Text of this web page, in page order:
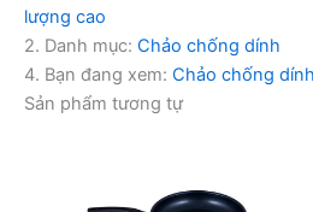
lượng cao
2. Danh mục: Chảo chống dính
4. Bạn đang xem: Chảo chống
Sản phẩm tương tự